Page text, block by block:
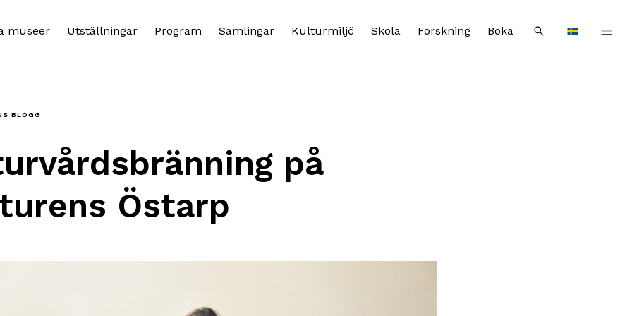
Languages
museer Utställningar Program Samlingar Kulturmiljö Skola Forskning Boka Sök
BLOGG
på
Östarp